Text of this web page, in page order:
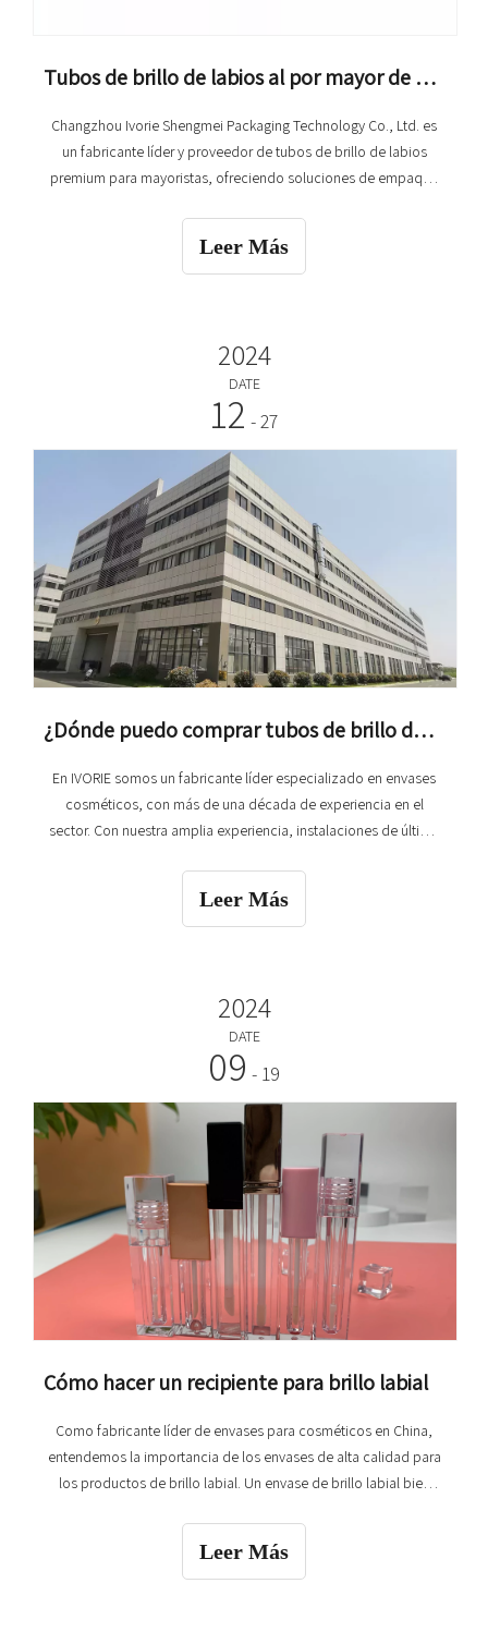
Tubos de brillo de labios al por mayor de alta calidad: pedidos personalizados y a granel
Changzhou Ivorie Shengmei Packaging Technology Co., Ltd. es
un fabricante líder y proveedor de tubos de brillo de labios
premium para mayoristas, ofreciendo soluciones de empaque
todo el mundo.
Leer Más
2024
DATE
12 - 27
¿Dónde puedo comprar tubos de brillo de labios cerca de mí?
En IVORIE somos un fabricante líder especializado en envases
cosméticos, con más de una década de experiencia en el
sector. Con nuestra amplia experiencia, instalaciones de última
presentación de su producto sino también
Leer Más
2024
DATE
09 - 19
Cómo hacer un recipiente para brillo labial
Como fabricante líder de envases para cosméticos en China,
entendemos la importancia de los envases de alta calidad para
los productos de brillo labial. Un envase de brillo labial bien
En este artículo, lo guiaremos t
Leer Más